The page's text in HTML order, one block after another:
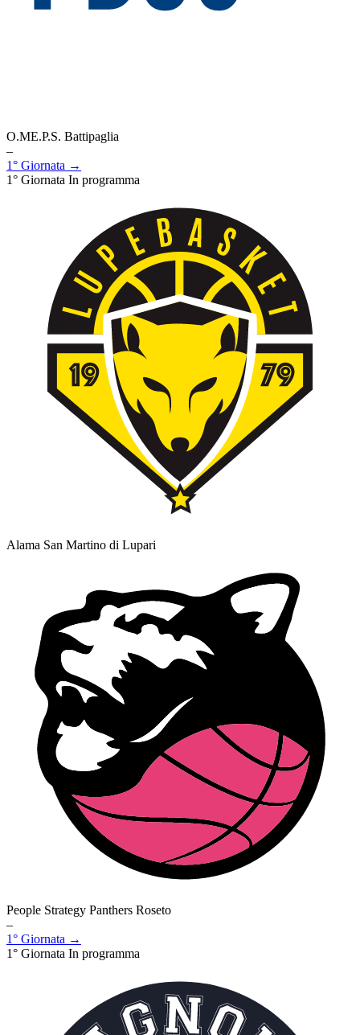
O.ME.P.S. Battipaglia
–
1° Giornata →
1° Giornata In programma
Alama San Martino di Lupari
People Strategy Panthers Roseto
–
1° Giornata →
1° Giornata In programma